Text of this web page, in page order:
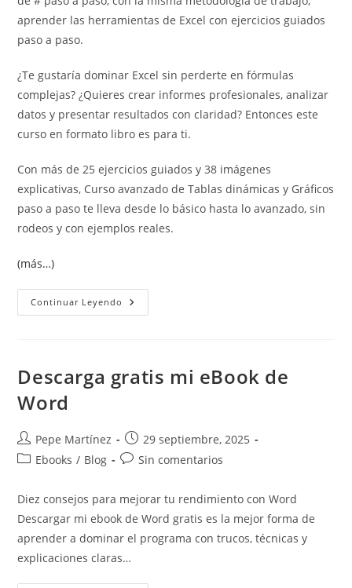
aprender las herramientas de Excel con ejercicios guiados
paso a paso.
¿Te gustaría dominar Excel sin perderte en fórmulas
complejas? ¿Quieres crear informes profesionales, analizar
datos y presentar resultados con claridad? Entonces este
curso en formato libro es para ti.
Con más de 25 ejercicios guiados y 38 imágenes
explicativas, Curso avanzado de Tablas dinámicas y Gráficos
paso a paso te lleva desde lo básico hasta lo avanzado, sin
rodeos y con ejemplos reales.
(más…)
Continuar Leyendo Curso
Avanzado
Gráficos
Paso
Descarga gratis mi eBook de
Word
Autor
de
Pepe Martínez
Publicación
de
29 septiembre, 2025
Categoría
la
entrada:
Ebooks / Blog
Comentarios
entrada:
Sin comentarios
Diez consejos para mejorar tu rendimiento con Word
Descargar mi ebook de Word gratis es la mejor forma de
aprender a dominar el programa con trucos, técnicas y
explicaciones claras…